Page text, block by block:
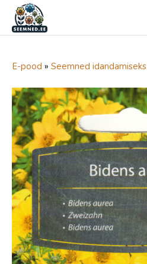
content
seemned.ee
E-pood » Seemned idandamiseks